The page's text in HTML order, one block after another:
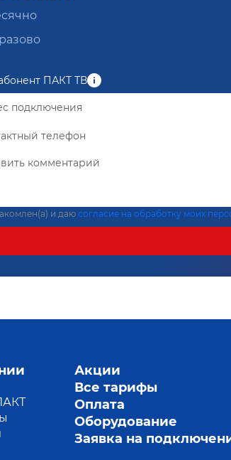
ПАКТ ТВ
и даю согласие на обработку моих
Акции
Все тарифы
Оплата
Оборудование
Заявка на